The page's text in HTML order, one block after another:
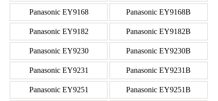
Panasonic EY9168 Panasonic EY9168B
Panasonic EY9182 Panasonic EY9182B
Panasonic EY9230 Panasonic EY9230B
Panasonic EY9231 Panasonic EY9231B
Panasonic EY9251 Panasonic EY9251B